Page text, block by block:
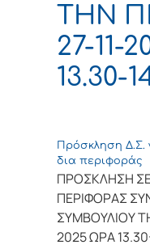
ΤΗΝ
27-11-
13.30-
Πρόσκληση Δ.Σ.
δια περιφοράς
ΠΡΟΣΚΛΗΣΗ ΣΕ
ΠΕΡΙΦΟΡΑΣ
ΣΥΜΒΟΥΛΙΟΥ
2025 ΩΡΑ